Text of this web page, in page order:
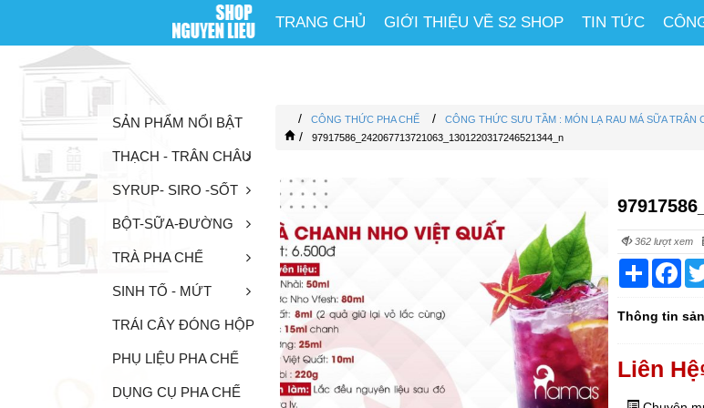
TRANG CHỦ GIỚI THIỆU VỀ S2 SHOP TIN TỨC
SẢN PHẨM NỔI BẬT
THẠCH - TRÂN CHÂU
SYRUP- SIRO -SỐT
BỘT-SỮA-ĐƯỜNG
TRÀ PHA CHẾ
SINH TỐ - MỨT
TRÁI CÂY ĐÓNG HỘP
PHỤ LIỆU PHA CHẾ
DỤNG CỤ PHA CHẾ
/ CÔNG THỨC PHA CHẾ / CÔNG THỨC SƯU TẦM : MÓN LẠ RAU MÁ SỮA TRÂN
/ 97917586_242067713721063_1301220317246521344_n
362 lượt xem
Share
Thông tin
Liên Hệ